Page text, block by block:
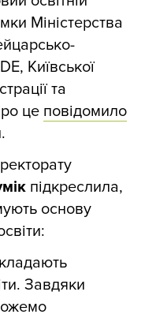
Міністерства
Київської
та
це повідомило
підкреслила,
основу
Завдяки